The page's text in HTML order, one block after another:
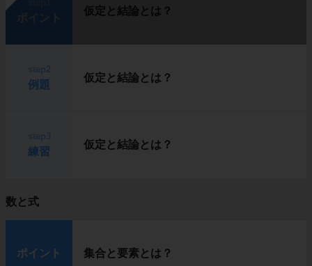
仮定と結論とは？
例題
仮定と結論とは？
練習
仮定と結論とは？
数と式
ポイント 集合と要素とは？